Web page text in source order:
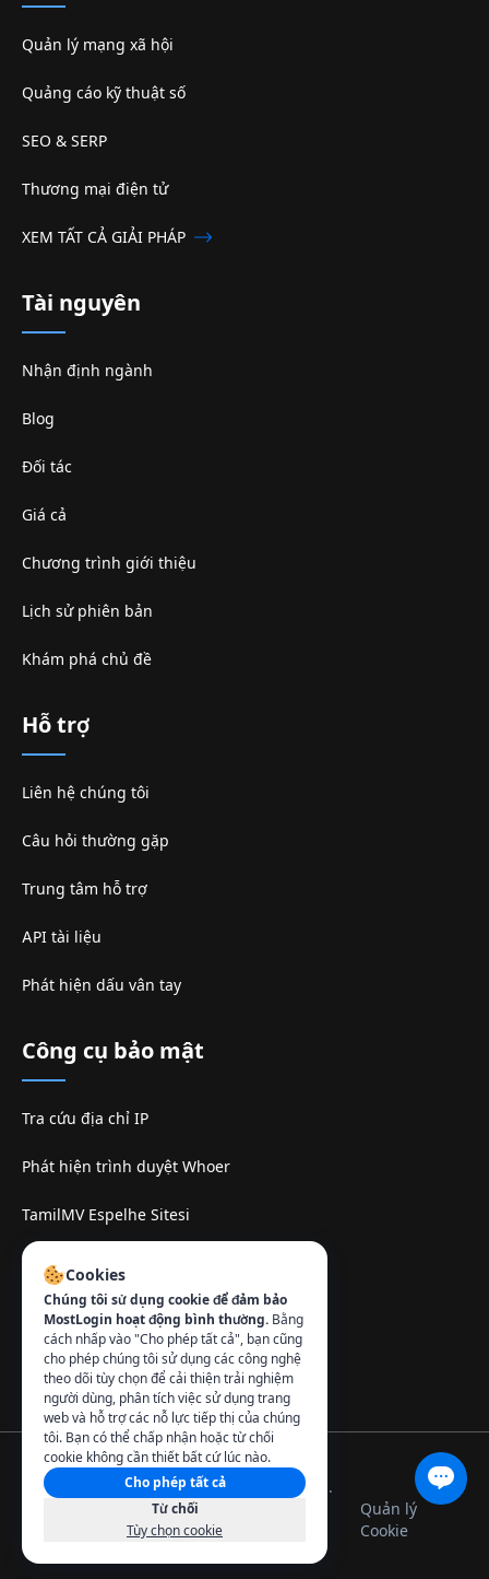
Quản lý mạng xã hội
Quảng cáo kỹ thuật số
SEO & SERP
Thương mại điện tử
XEM TẤT CẢ GIẢI PHÁP
Tài nguyên
Nhận định ngành
Blog
Đối tác
Giá cả
Chương trình giới thiệu
Lịch sử phiên bản
Khám phá chủ đề
Hỗ trợ
Liên hệ chúng tôi
Câu hỏi thường gặp
Trung tâm hỗ trợ
API tài liệu
Phát hiện dấu vân tay
Công cụ bảo mật
Tra cứu địa chỉ IP
Phát hiện trình duyệt Whoer
TamilMV Espelhe Sitesi
Liên hệ:
info@mostlogin.com
© 2026 MostLogin. Đã đăng ký bản quyền.
Chính sách quyền riêng
dụng
Quản lý
Cookie
Cookies
Chúng tôi sử dụng cookie để đảm bảo
MostLogin hoạt động bình thường. Bằng
cách nhấp vào "Cho phép tất cả", bạn cũng
cho phép chúng tôi sử dụng các công nghệ
theo dõi tùy chọn để cải thiện trải nghiệm
người dùng, phân tích việc sử dụng trang
web và hỗ trợ các nỗ lực tiếp thị của chúng
tôi. Bạn có thể chấp nhận hoặc từ chối
cookie không cần thiết bất cứ lúc nào.
Cho phép tất cả
Từ chối
Tùy chọn cookie